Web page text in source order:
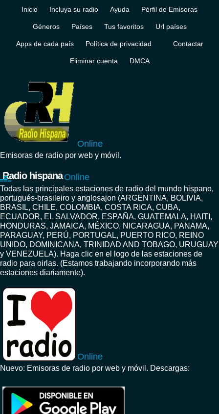
Inicio Incluya su radio Ayuda Pérfil de Emisoras
Géneros Países Tus favoritos Url países
Apps de cada país Política de privacidad Contactar
Eliminar cuenta DMCA
Online
Emisoras de radio por web y móvil.
Radio hispana Online
Todas las principales estaciones de radio del mundo hispano,
portugués-brasileiro y anglosajon (ARGENTINA, BOLIVIA,
BRASIL, CHILE, COLOMBIA, COSTA RICA, CUBA,
ECUADOR, EL SALVADOR, ESPAÑA, GUATEMALA, HAITI,
HONDURAS, JAMAICA, MÉXICO, NICARAGUA, PANAMA,
PARAGUAY, PERÚ, PORTUGAL, PUERTO RICO, REINO
UNIDO, DOMINICANA, TRINIDAD AND TOBAGO, URUGUAY
y VENEZUELA). Haga clic en el logo de las estaciones de
radio para oirlas. (Estamos trabajando incorporando más
estaciones diariamente).
Online
Nuevo: Emisoras de radio por web y móvil. Descargas: